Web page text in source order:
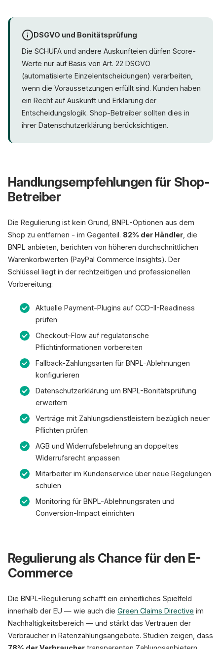
DSGVO und Bonitätsprüfung
Die SCHUFA und andere Auskunfteien dürfen Score-
Werte nur auf Basis von Art. 22 DSGVO
(automatisierte Einzelentscheidungen) verarbeiten,
wenn die Voraussetzungen erfüllt sind. Kunden haben
ein Recht auf Auskunft und Erklärung der
Entscheidungslogik. Shop-Betreiber sollten dies in
ihrer Datenschutzerklärung berücksichtigen.
Handlungsempfehlungen für Shop-
Betreiber
Die Regulierung ist kein Grund, BNPL-Optionen aus dem
Shop zu entfernen - im Gegenteil. 82% der Händler , die
BNPL anbieten, berichten von höheren durchschnittlichen
Warenkorbwerten (PayPal Commerce Insights). Der
Schlüssel liegt in der rechtzeitigen und professionellen
Vorbereitung:
Aktuelle Payment-Plugins auf CCD-II-Readiness
prüfen
Checkout-Flow auf regulatorische
Pflichtinformationen vorbereiten
Fallback-Zahlungsarten für BNPL-Ablehnungen
konfigurieren
Datenschutzerklärung um BNPL-Bonitätsprüfung
erweitern
Verträge mit Zahlungsdienstleistern bezüglich neuer
Pflichten prüfen
AGB und Widerrufsbelehrung an doppeltes
Widerrufsrecht anpassen
Mitarbeiter im Kundenservice über neue Regelungen
schulen
Monitoring für BNPL-Ablehnungsraten und
Conversion-Impact einrichten
Regulierung als Chance für den E-
Commerce
Die BNPL-Regulierung schafft ein einheitliches Spielfeld
innerhalb der EU — wie auch die Green Claims Directive im
Nachhaltigkeitsbereich — und stärkt das Vertrauen der
Verbraucher in Ratenzahlungsangebote. Studien zeigen, dass